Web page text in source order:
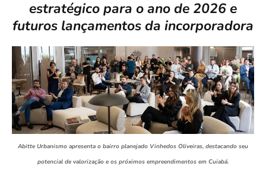
estratégico para o ano de 2026 e
futuros lançamentos da incorporadora
Abitte Urbanismo apresenta o bairro planejado Vinhedos Oliveiras, destacando seu
potencial de valorização e os próximos empreendimentos em Cuiabá.